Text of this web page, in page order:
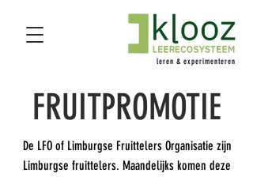
leren & experimenteren
FRUITPROMOTIE
De LFO of Limburgse Fruittelers Organisatie zijn
Limburgse fruittelers. Maandelijks komen deze